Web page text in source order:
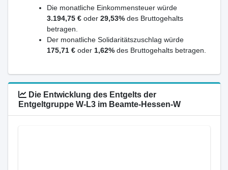
Die monatliche Einkommensteuer würde
3.194,75 € oder 29,53% des Bruttogehalts
betragen.
Der monatliche Solidaritätszuschlag würde
175,71 € oder 1,62% des Bruttogehalts betragen.
Die Entwicklung des Entgelts der
Entgeltgruppe W-L3 im Beamte-Hessen-W